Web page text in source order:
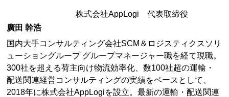
株式会社AppLogi 代表取締役
廣田 幹浩
国内大手コンサルティング会社SCM＆ロジスティクスソリ
ューショングループ グループマネージャー職を経て現職。
300社を超える荷主向け物流効率化、数100社超の運輸・
配送関連経営コンサルティングの実績をベースとして、
2018年に株式会社AppLogiを設立。最新の運輸・配送関連